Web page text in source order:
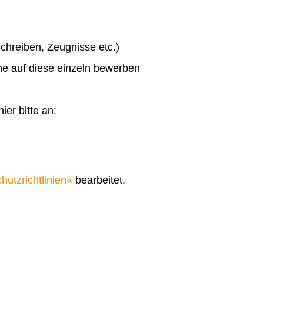
Zeugnisse etc.)
auf diese einzeln bewerben
bitte an:
bearbeitet.